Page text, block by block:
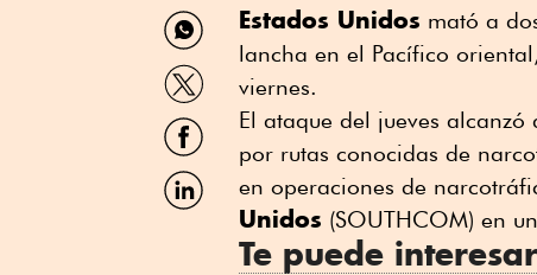
Compartir
por
WhatsApp
Compartir
por
Twitter
Compartir
por
Facebook
Compartir
por
Estados Unidos mató a
lancha en el Pacífico
viernes.
El ataque del jueves
por rutas conocidas de
en operaciones de
Unidos (SOUTHCOM) en
Te puede interesar